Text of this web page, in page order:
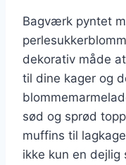
Bagværk pyntet
dekorativ måde
til dine kager og
sød og sprød
muffins til
ikke kun en dejlig